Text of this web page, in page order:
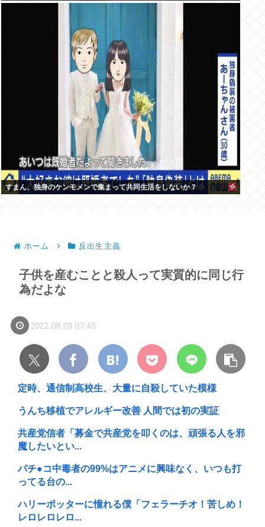
すまん、独身のケンモメンで集まって共同生活をしないか？
ホーム 反出生主義
子供を産むことと殺人って実質的に同じ行
為だよな
2022.08.09 07:45
定時、通信制高校生、大量に自殺していた模様
うんち移植でアレルギー改善 人間では初の実証
共産党信者「募金で共産党を叩くのは、頑張る人を邪
魔したいとい...
パチ●コ中毒者の99%はアニメに興味なく、いつも打
ってる台の...
ハリーポッターに憧れる僕「フェラーチオ！苦しめ！
レロレロレロ...